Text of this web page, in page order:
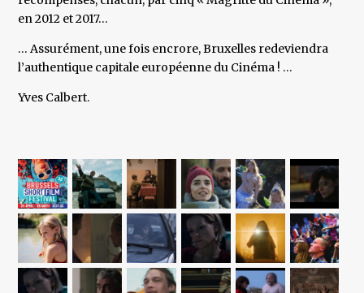
en 2012 et 2017…
… Assurément, une fois encrore, Bruxelles redeviendra
l’authentique capitale européenne du Cinéma ! …
Yves Calbert.